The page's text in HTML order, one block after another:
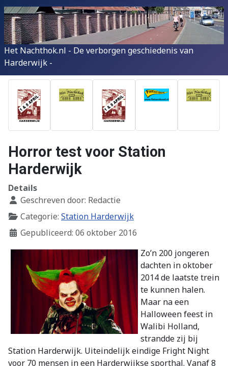
Het Nachthok.nl - De verborgen geschiedenis van
Harderwijk -
Horror test voor Station
Harderwijk
Details
Geschreven door: Redactie
Categorie: Station Harderwijk
Gepubliceerd: 06 oktober 2016
Zo’n 200 jongeren
dachten in oktober
2014 de laatste trein
te kunnen halen.
Maar na een
Halloween feest in
Walibi Holland,
strandde zij bij
Station Harderwijk. Uiteindelijk eindige Fright Night
voor 70 mensen in een Harderwijkse sporthal. Vanaf 8